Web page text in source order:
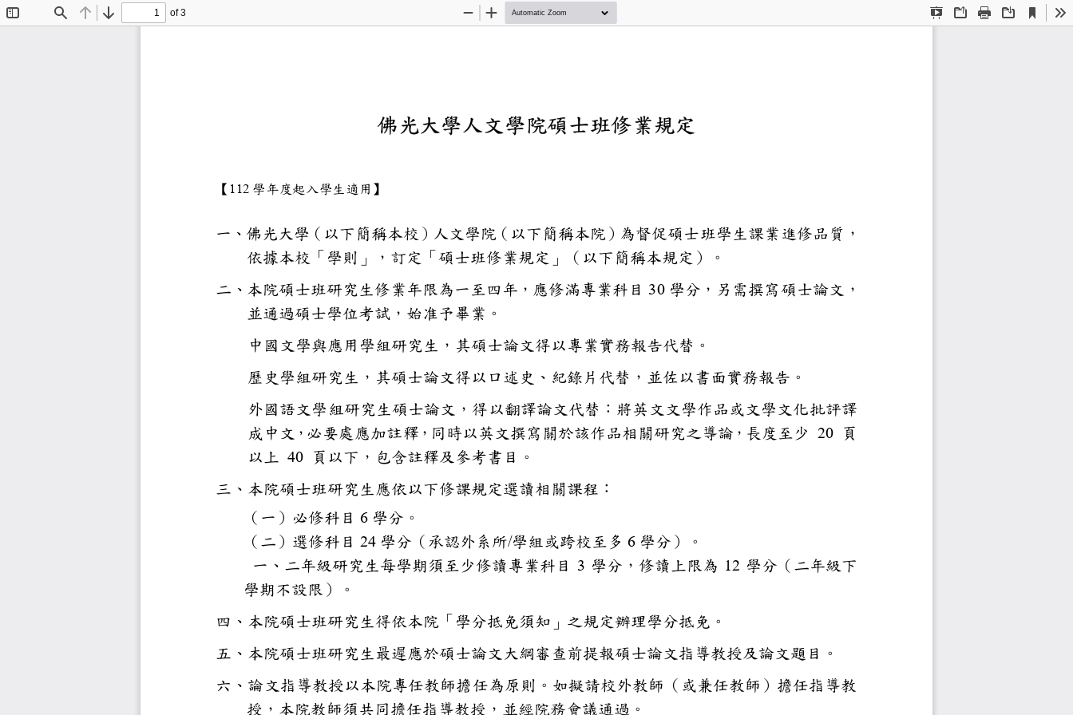
Find Previous
Next
of 3
Presentation
OpenPrint Download
Current
View
Zoom
Zoom
佛光大學人文學院碩士班修業規定
【 112學年度起入學生適用】
一、佛光大學（以下簡稱本校）人文學院（以下簡稱本院）為督促碩士班學生課
依據本校「學則」，訂定「碩士班修業規定」（以下簡稱本規定）。
二、本院碩士班研究生修業年限為一至四年，應修滿專業科目
30學分，另需撰寫碩士論文，
並通過碩士學位考試，始准予畢業。
中國文學與應用學組研究生，其碩士論文得以專業實務報告代替。
歷史學組研究生，其碩士論文得以口述史、紀錄片代替，並佐以書面實務報
外國語文學組研究生碩士論文，得以翻譯論文代替：將英文文學作品或文學
成中文，必要處應加註釋，同時以英文撰寫關於該作品相關研究之導論，長度
20 頁
以上40 頁以下，包含註釋及參考書目。
三、本院碩士班研究生應依以下修課規定選讀相關課程：
（一）必修科目
6 學分。
（二）選修科目
24學分（承認外系所
/學組或跨校至多
6 學分）。
一、二年級研究生每學期須至少修讀專業科目
3 學分，修讀上限為
12 學分（二年級下
學期不設限）。
四、本院碩士班研究生得依本院「學分抵免須知」之規定辦理學分抵免。
五、本院碩士班研究生最遲應於碩士論文大綱審查前提報碩士論文指導教授及
六、論文指導教授以本院專任教師擔任為原則。如擬請校外教師（或兼任教師
授，本院教師須共同擔任指導教授，並經院務會議通過。